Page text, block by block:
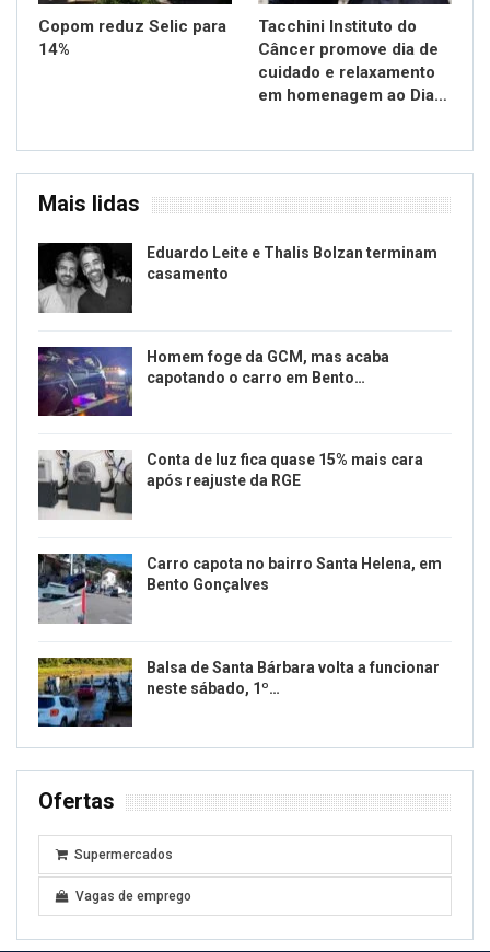
Copom reduz Selic para
14%
Tacchini Instituto do
Câncer promove dia de
cuidado e relaxamento
em homenagem ao Dia…
Mais lidas
Eduardo Leite e Thalis Bolzan terminam
casamento
Homem foge da GCM, mas acaba
capotando o carro em Bento…
Conta de luz fica quase 15% mais cara
após reajuste da RGE
Carro capota no bairro Santa Helena, em
Bento Gonçalves
Balsa de Santa Bárbara volta a funcionar
neste sábado, 1º…
Ofertas
Supermercados
Vagas de emprego